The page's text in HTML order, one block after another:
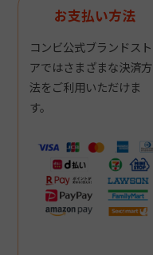
お支払い方法
コンビ公式ブランドスト
アではさまざまな決済方
法をご利用いただけま
す。